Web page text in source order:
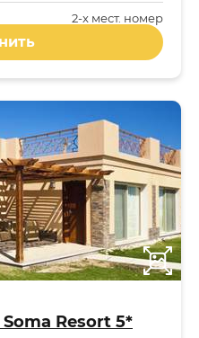
2-x мест. номер
Resort 5*